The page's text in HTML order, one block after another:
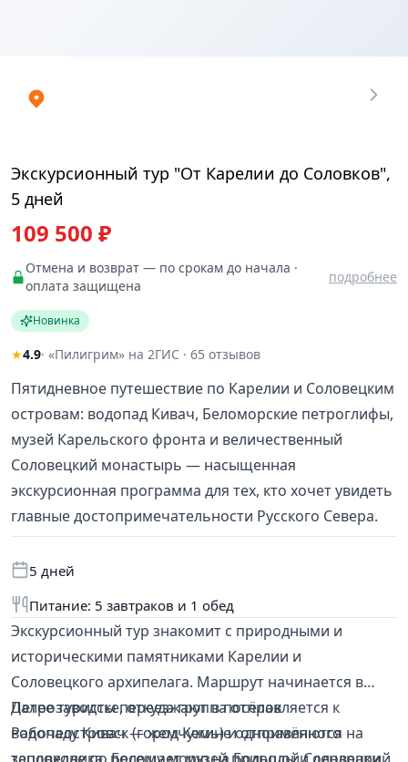
Экскурсионный тур "От Карелии до Соловков",
5 дней
109 500 ₽
Отмена и возврат — по срокам до начала ·
оплата защищена
подробнее
Новинка
★4.9· «Пилигрим» на 2ГИС · 65 отзывов
Пятидневное путешествие по Карелии и Соловецким
островам: водопад Кивач, Беломорские петроглифы,
музей Карельского фронта и величественный
Соловецкий монастырь — насыщенная
экскурсионная программа для тех, кто хочет увидеть
главные достопримечательности Русского Севера.
5 дней
Питание: 5 завтраков и 1 обед
Экскурсионный тур знакомит с природными и
историческими памятниками Карелии и
Соловецкого архипелага. Маршрут начинается в
Петрозаводске, откуда группа отправляется к
водопаду Кивач — жемчужине одноимённого
Далее туристы переезжают в посёлок
Рабочеостровск (город Кемь) и отправляются на